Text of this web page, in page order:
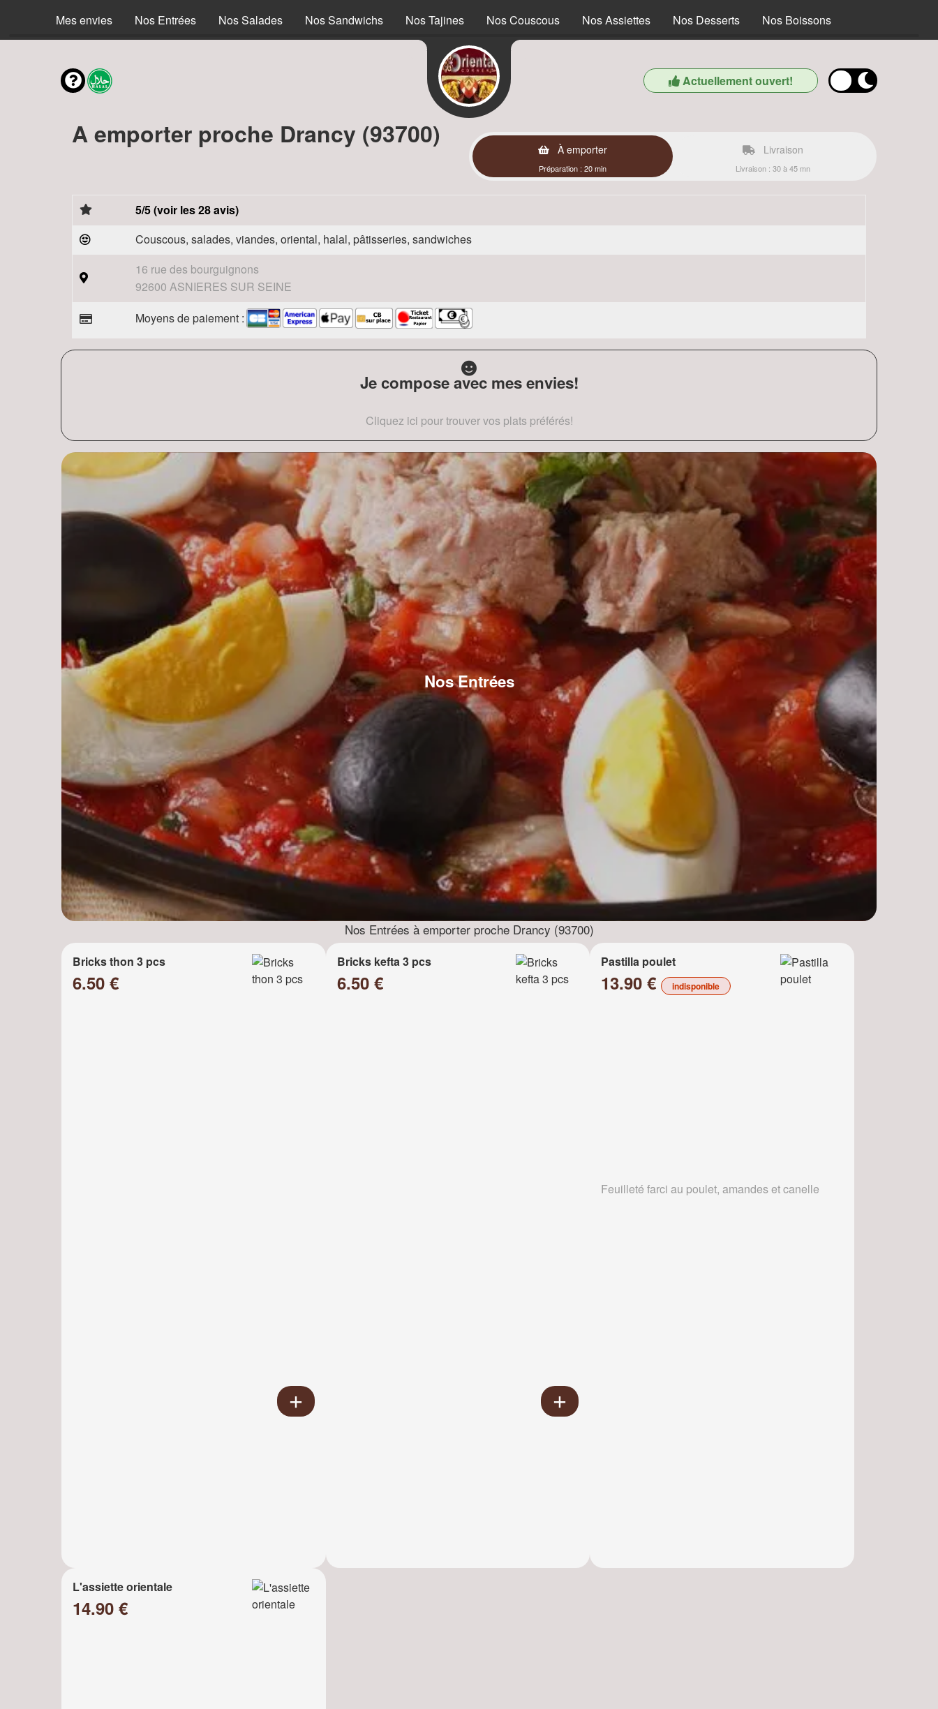
Mes envies Nos Entrées Nos Salades Nos Sandwichs Nos Tajines Nos Couscous Nos Assiettes Nos Desserts Nos Boissons
Actuellement ouvert!
A emporter proche Drancy (93700) À emporter
Préparation : 20 min
Livraison
Livraison : 30 à 45 mn
5/5 (voir les 28 avis)
Couscous, salades, viandes, oriental, halal, pâtisseries, sandwiches
16 rue des bourguignons
92600 ASNIERES SUR SEINE
Moyens de paiement :
Je compose avec mes envies!
Cliquez ici pour trouver vos plats préférés!
Nos Entrées
Nos Entrées à emporter proche Drancy (93700)
Bricks thon 3 pcs
6.50 €
Bricks kefta 3 pcs
6.50 €
Pastilla poulet
13.90 € indisponible
Feuilleté farci au poulet, amandes et canelle
L'assiette orientale
14.90 €